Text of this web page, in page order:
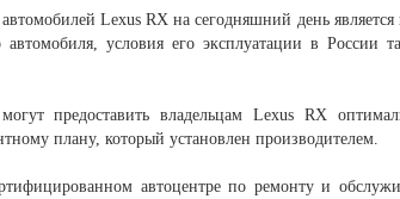
Lexus RX на сегодняшний день
автомобиля, условия его эксплуатации в
предоставить владельцам Lexus RX
плану, который установлен производителем.
автоцентре по ремонту и